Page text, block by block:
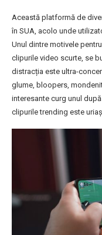
Această platformă de
în SUA, acolo unde
Unul dintre motivele
clipurile video scurte, se
distracția este ultra-
glume, bloopers,
interesante curg unul
clipurile trending este